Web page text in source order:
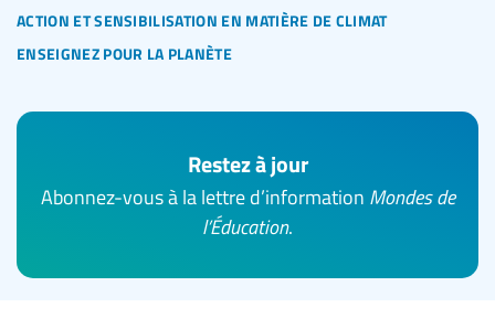
action et sensibilisation en matière de climat
enseignez pour la planète
Restez à jour
Abonnez-vous à la lettre d’information Mondes de
l’Éducation.